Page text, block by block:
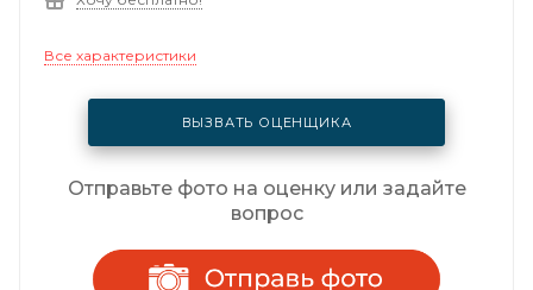
Все характеристики
ВЫЗВАТЬ ОЦЕНЩИКА
Отправьте фото на оценку или задайте
вопрос